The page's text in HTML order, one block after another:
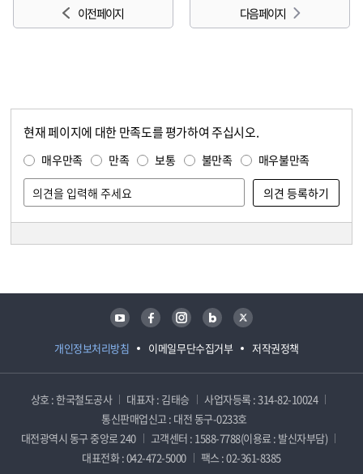
이전 페이지 다음 페이지
현재 페이지에 대한 만족도를 평가하여 주십시오.
매우만족 만족 보통 불만족 매우불만족
개인정보처리방침 이메일무단수집거부 저작권정책
유튜브 페이스북 인스타그램 블로그 트위터
상호 : 한국철도공사 대표자 : 김태승
사업자등록 : 314-82-10024
통신판매업신고 : 대전 동구-0233호
대전광역시 동구 중앙로 240
고객센터 : 1588-7788(이용료 : 발신자부담)
대표전화 : 042-472-5000
팩스 : 02-361-8385